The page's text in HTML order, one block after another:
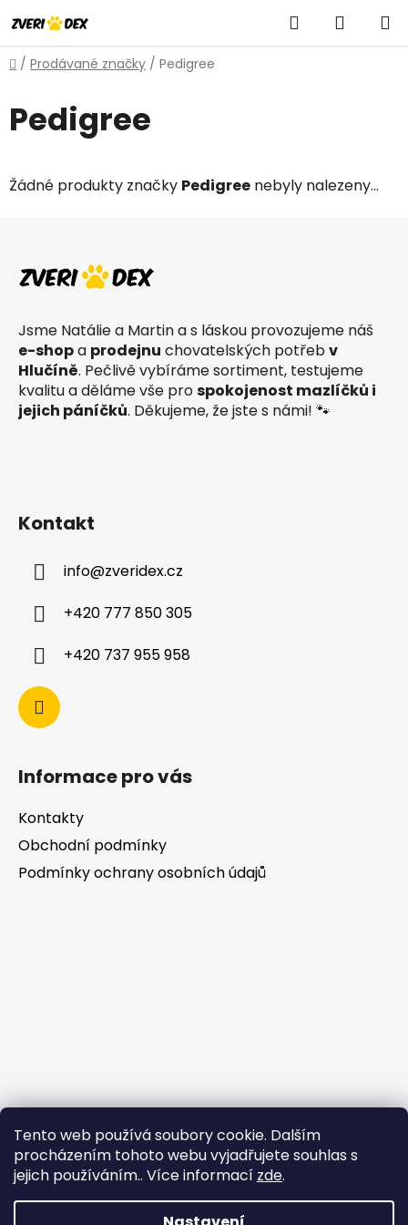
Tento web používá soubory cookie. Dalším
procházením tohoto webu vyjadřujete souhlas s
jejich používáním.. Více informací zde.
na
obsah
Hledat
KOŠÍK
Domů
/ Prodávané značky / Pedigree
Pedigree
Žádné produkty značky Pedigree nebyly nalezeny...
Jsme Natálie a Martin a s láskou provozujeme náš
e-shopa prodejnu chovatelských potřebv
Hlučíně. Pečlivě vybíráme sortiment, testujeme
kvalitu a děláme vše prospokojenost mazlíčků i
jejich páníčků. Děkujeme, že jste s námi! 🐾
Kontakt
info@zveridex.cz
+420 777 850 305
+420 737 955 958
Informace pro vás
Kontakty
Obchodní podmínky
Podmínky ochrany osobních údajů